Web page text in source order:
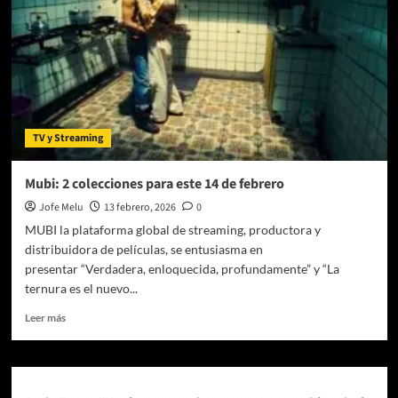
TV y Streaming
Mubi: 2 colecciones para este 14 de febrero
Jofe Melu 13 febrero, 2026
0
MUBI la plataforma global de streaming, productora y
distribuidora de películas, se entusiasma en
presentar “Verdadera, enloquecida, profundamente” y “La
ternura es el nuevo...
Leer másLeer
Mubi: